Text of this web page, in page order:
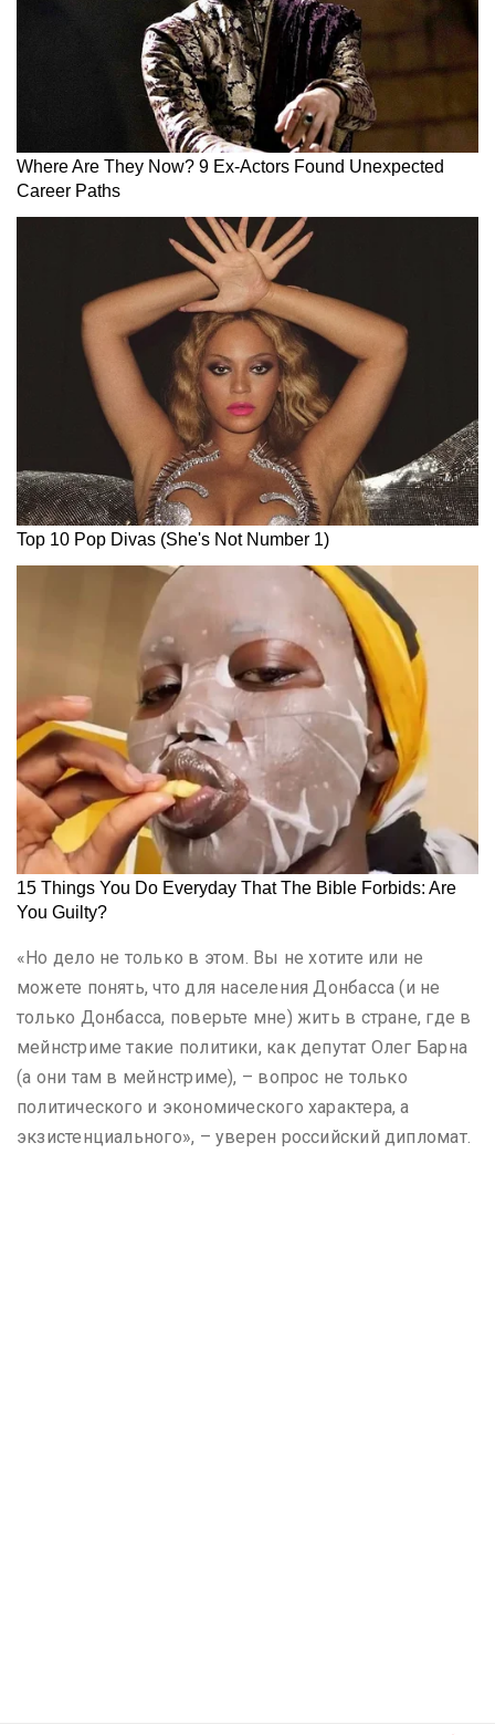
«Но дело не только в этом. Вы не хотите или не
можете понять, что для населения Донбасса (и не
только Донбасса, поверьте мне) жить в стране, где в
мейнстриме такие политики, как депутат Олег Барна
(а они там в мейнстриме), – вопрос не только
политического и экономического характера, а
экзистенциального», – уверен российский дипломат.